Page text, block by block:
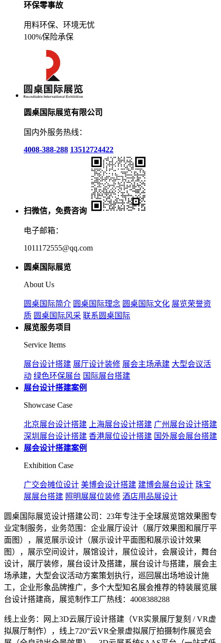
环保零事故
用料环保、环境无忧
100%保险承保
圆桌国际展览有限公司
国内外服务热线：
4008-388-288 13512724422
扫微信，免费咨询
电子邮箱：
1011172555@qq.com
圆桌国际展览
About Us
圆桌国际简介 圆桌国际理念 圆桌国际文化 展览荣誉资
质 圆桌国际风采 联系圆桌国际
展览服务项目
Service Items
展台设计搭建 展厅设计装修 展会主场承建 大型会议活
动 绿色环保展台 国际展台搭建
展台设计搭建案例
Showcase Case
北京展台设计搭建 上海展台设计搭建 广州展台设计搭建
深圳展台设计搭建 香港展位设计搭建 国外展会展台搭建
展会设计搭建案例
Exhibition Case
广交会摊位设计 美博会设计搭建 建博会展台设计 珠宝
展展台搭建 照明展展位装修 酒店用品展设计
圆桌国际展览设计搭建公司：23年专注于全球展览馆效果图专
业定制服务，业务范围：企业展厅设计（展厅效果图和展厅平
面图），展览展示设计（展示设计平面图和展示设计效果
图），展示空间设计，展馆设计，展位设计，会展设计，舞台
设计，展厅装修，展台设计及搭建，展台设计与搭建，展会主
场承建，大型会议活动方案策划执行，巡回展出场地设计施
工，企业形象品牌推广，多个大型知名展会推荐的特装展览展
台设计搭建商，展览制作工厂热线：4008388288
线上业务：网上3D云展厅设计搭建（VR实景展厅复刻 / VR虚
拟展厅制作），线上720°云VR全景虚拟展厅拍摄制作展览会